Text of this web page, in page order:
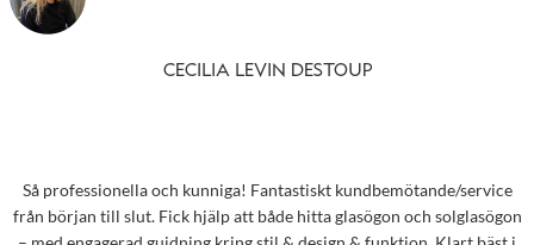
CECILIA LEVIN DESTOUP
Så professionella och kunniga! Fantastiskt kundbemötande/service
från början till slut. Fick hjälp att både hitta glasögon och solglasögon